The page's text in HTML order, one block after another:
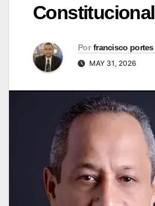
Constitucional
Por francisco portes
MAY 31, 2026